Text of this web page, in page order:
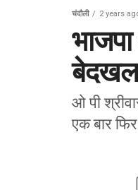
चंदौली 2 years
बेदखल
ओ पी
एक बार